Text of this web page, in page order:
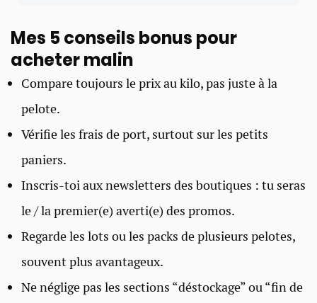
Mes 5 conseils bonus pour
acheter malin
Compare toujours le prix au kilo, pas juste à la
pelote.
Vérifie les frais de port, surtout sur les petits
paniers.
Inscris-toi aux newsletters des boutiques : tu seras
le / la premier(e) averti(e) des promos.
Regarde les lots ou les packs de plusieurs pelotes,
souvent plus avantageux.
Ne néglige pas les sections “déstockage” ou “fin de